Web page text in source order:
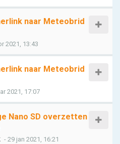
naar Meteobrid
2021, 13:43
naar Meteobrid
2021, 17:07
Nano SD overzetten
- 29 jan 2021, 16:21